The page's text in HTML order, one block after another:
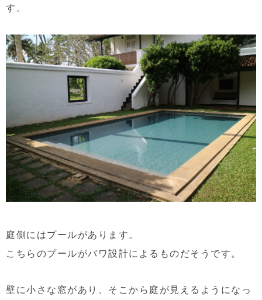
す。
庭側にはプールがあります。
こちらのプールがバワ設計によるものだそうです。
壁に小さな窓があり、そこから庭が見えるようになっ